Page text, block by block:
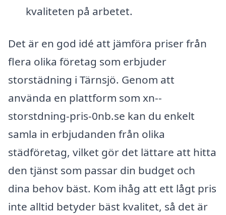
kvaliteten på arbetet.
Det är en god idé att jämföra priser från
flera olika företag som erbjuder
storstädning i Tärnsjö. Genom att
använda en plattform som xn--
storstdning-pris-0nb.se kan du enkelt
samla in erbjudanden från olika
städföretag, vilket gör det lättare att hitta
den tjänst som passar din budget och
dina behov bäst. Kom ihåg att ett lågt pris
inte alltid betyder bäst kvalitet, så det är